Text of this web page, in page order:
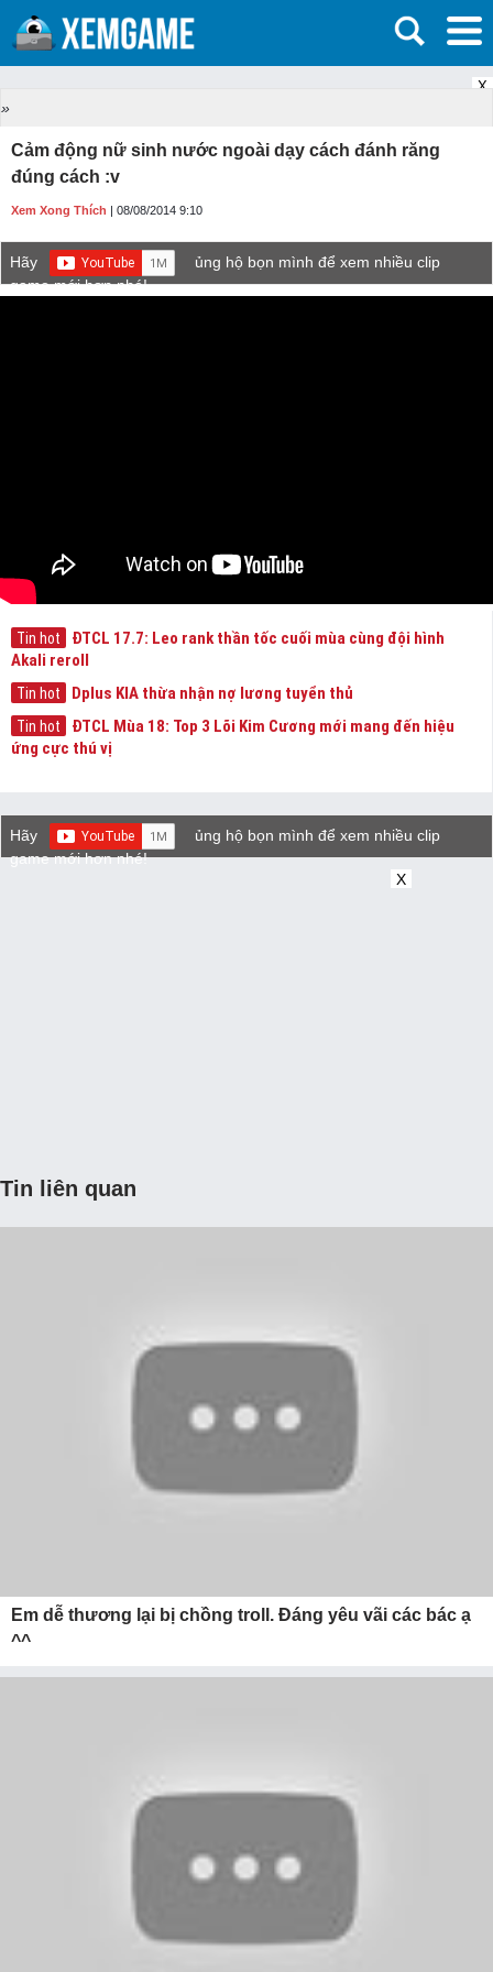
X
»
Cảm động nữ sinh nước ngoài dạy cách đánh răng
đúng cách :v
Xem Xong Thích | 08/08/2014 9:10
Hãy
ủng hộ bọn mình để xem nhiều clip
game mới hơn nhé!
Tin hot
ĐTCL 17.7: Leo rank thần tốc cuối mùa cùng đội hình
Akali reroll
Tin hot Dplus KIA thừa nhận nợ lương tuyển thủ
Tin hot
ĐTCL Mùa 18: Top 3 Lõi Kim Cương mới mang đến hiệu
ứng cực thú vị
Hãy
ủng hộ bọn mình để xem nhiều clip
game mới hơn nhé!
X
Tin liên quan
Em dễ thương lại bị chồng troll. Đáng yêu vãi các bác ạ
^^